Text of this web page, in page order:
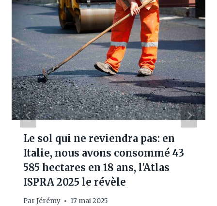
Le sol qui ne reviendra pas: en
Italie, nous avons consommé 43
585 hectares en 18 ans, l'Atlas
ISPRA 2025 le révèle
Par Jérémy 17 mai 2025